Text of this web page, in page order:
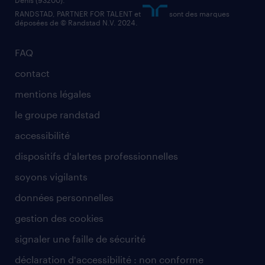
FAQ
contact
mentions légales
le groupe randstad
accessibilité
dispositifs d'alertes professionnelles
soyons vigilants
données personnelles
gestion des cookies
signaler une faille de sécurité
déclaration d'accessibilité : non conforme
RANDSTAD, PARTNER FOR TALENT et
sont des marques
déposées de © Randstad N.V. 2024.